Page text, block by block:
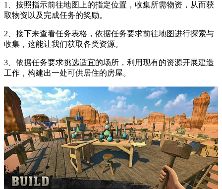
1、按照指示前往地图上的指定位置，收集所需物资，从而获
取物资以及完成任务的奖励。
2、接下来查看任务表格，依据任务要求前往地图进行探索与
收集，这能让我们获取各类资源。
3、依据任务要求挑选适宜的场所，利用现有的资源开展建造
工作，构建出一处可供居住的房屋。